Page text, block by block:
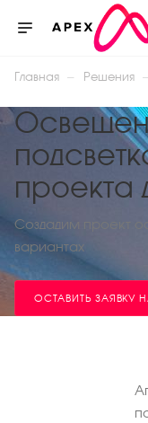
Главная — Решения —
проекта
Создадим проект
вариантах
ОСТАВИТЬ ЗАЯВКУ